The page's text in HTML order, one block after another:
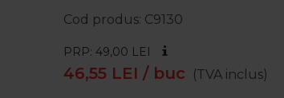
Cod produs C9130
PRP: 49,00 LEI
46,55 LEI / buc (TVA inclus)